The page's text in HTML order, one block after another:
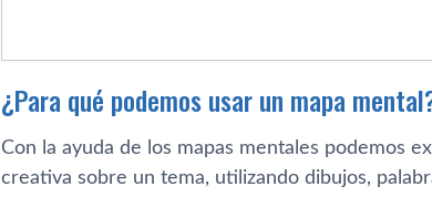
¿Para qué podemos usar un mapa
Con la ayuda de los mapas mentales podemos
creativa sobre un tema, utilizando dibujos,